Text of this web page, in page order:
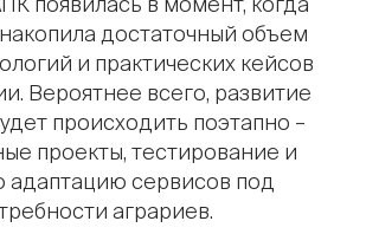
достаточный объем
и практических кейсов
Вероятнее всего, развитие
происходить поэтапно –
проекты, тестирование и
адаптацию сервисов под
аграриев.